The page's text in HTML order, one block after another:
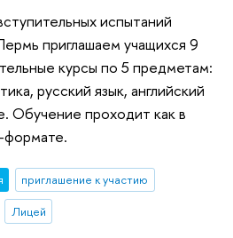
испытаний
приглашаем учащихся 9
курсы по 5 предметам:
русский язык, английский
Обучение проходит как в
формате.
приглашение к участию
Лицей